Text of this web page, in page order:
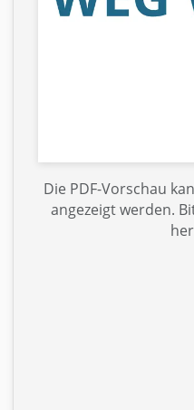
Die PDF-Vorschau
angezeigt werden.